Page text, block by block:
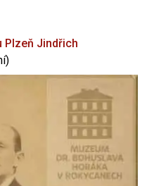
Plzeň Jindřich